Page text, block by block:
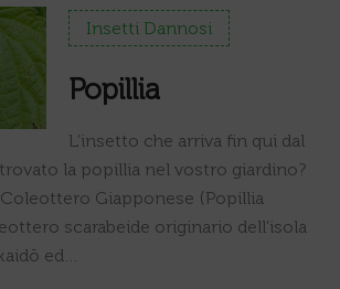
Insetti Dannosi
Popillia
L’insetto che arriva fin qui dal
la popillia nel vostro giardino?
Coleottero Giapponese (Popillia
scarabeide originario dell’isola
ed…